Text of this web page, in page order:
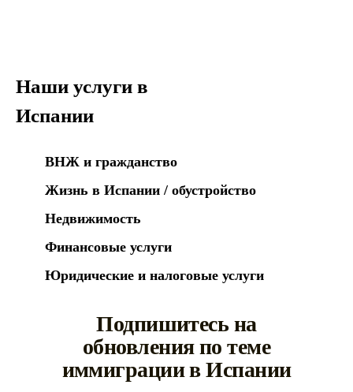
Наши услуги в
Испании
ВНЖ и гражданство
Жизнь в Испании / обустройство
Недвижимость
Финансовые услуги
Юридические и налоговые услуги
Подпишитесь на
обновления по теме
иммиграции в Испании